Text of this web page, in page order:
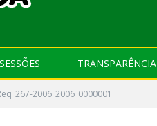
SESSÕES TRANSPARÊNCIA
2006_2006_0000001